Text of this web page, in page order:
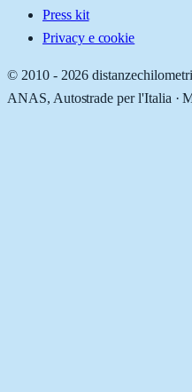
Press kit
Privacy e cookie
© 2010 - 2026
ANAS, Autostrade per l'Italia ·